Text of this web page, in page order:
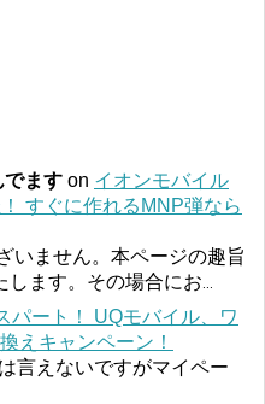
ます on イオンモバイル
すぐに作れるMNP弾なら
いません。本ページの趣旨
します。その場合にお
パート！ UQモバイル、ワ
えキャンペーン！
言えないですがマイペー